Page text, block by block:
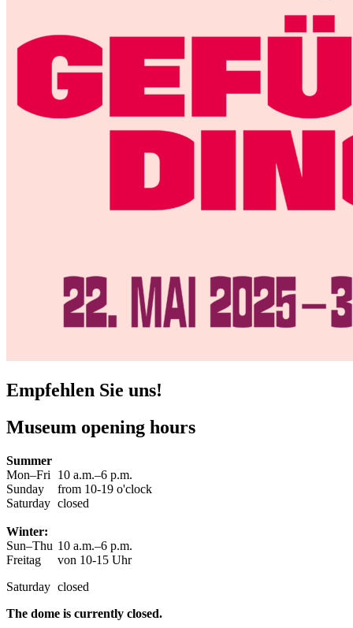
Empfehlen Sie uns!
Museum opening hours
Summer
Mon–Fri
10 a.m.–6 p.m.
Sunday
from 10-19 o'clock
Saturday closed
Winter:
Sun–Thu 10 a.m.–6 p.m.
Freitag
von 10-15 Uhr
Saturday closed
The dome is currently closed.